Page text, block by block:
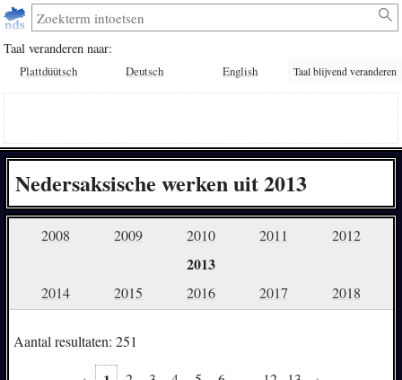
Taal veranderen naar:
Plattdüütsch Deutsch English Taal blijvend veranderen
Nedersaksische werken uit 2013
2008 2009 2010 2011 2012
2013
2014 2015 2016 2017 2018
Aantal resultaten: 251